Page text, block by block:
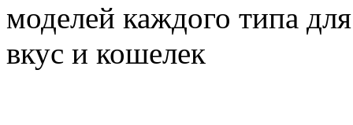
моделей каждого типа
вкус и кошелек